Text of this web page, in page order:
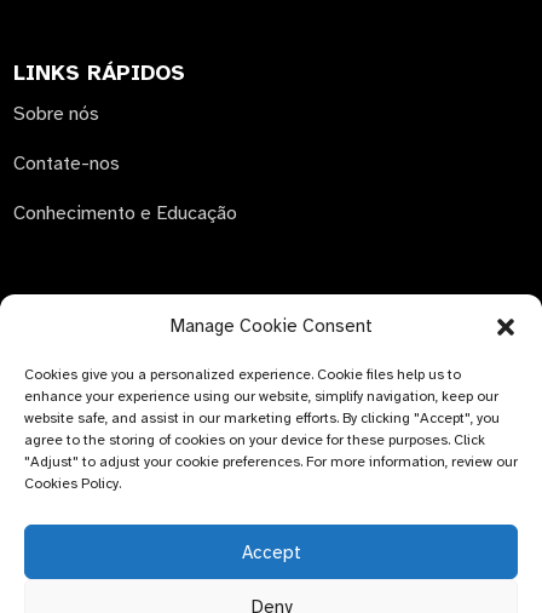
LINKS RÁPIDOS
Sobre nós
Contate-nos
Conhecimento e Educação
ENVIAR CONSULTA
Não há nada melhor do que ver o resultado final. Saiba mais
sobre a Newfun e obtenha o álbum de amostras mais
recente do produto. E basta pedir mais informações.
Manage Cookie Consent
Cookies give you a personalized experience. Cookie files help us to
enhance your experience using our website, simplify navigation, keep our
website safe, and assist in our marketing efforts. By clicking "Accept", you
agree to the storing of cookies on your device for these purposes. Click
"Adjust" to adjust your cookie preferences. For more information, review our
Cookies Policy.
Accept
Deny